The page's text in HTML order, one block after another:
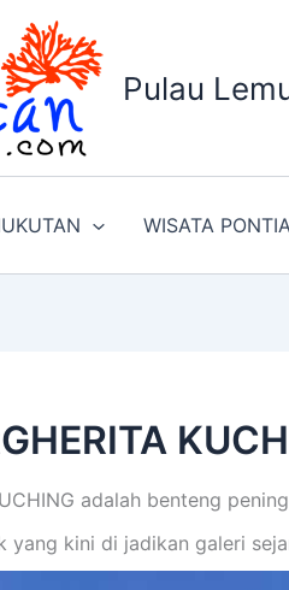
Pulau
WISATA
adalah benteng
yang kini di jadikan galeri